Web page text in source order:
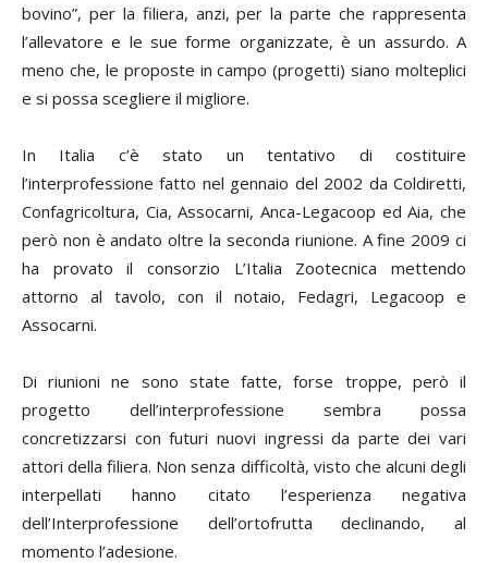
bovino”, per la filiera, anzi, per la parte che rappresenta
l’allevatore e le sue forme organizzate, è un assurdo. A
meno che, le proposte in campo (progetti) siano molteplici
e si possa scegliere il migliore.
In Italia c’è stato un tentativo di costituire
l’interprofessione fatto nel gennaio del 2002 da Coldiretti,
Confagricoltura, Cia, Assocarni, Anca-Legacoop ed Aia, che
però non è andato oltre la seconda riunione. A fine 2009 ci
ha provato il consorzio L’Italia Zootecnica mettendo
attorno al tavolo, con il notaio, Fedagri, Legacoop e
Assocarni.
Di riunioni ne sono state fatte, forse troppe, però il
progetto dell’interprofessione sembra possa
concretizzarsi con futuri nuovi ingressi da parte dei vari
attori della filiera. Non senza difficoltà, visto che alcuni degli
interpellati hanno citato l’esperienza negativa
dell’Interprofessione dell’ortofrutta declinando, al
momento l’adesione.